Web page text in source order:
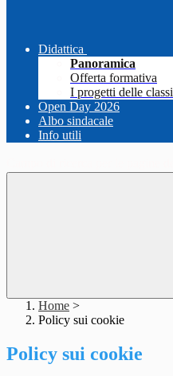
Didattica
Panoramica
Offerta formativa
I progetti delle classi
Open Day 2026
Albo sindacale
Info utili
Home >
Policy sui cookie
Policy sui cookie